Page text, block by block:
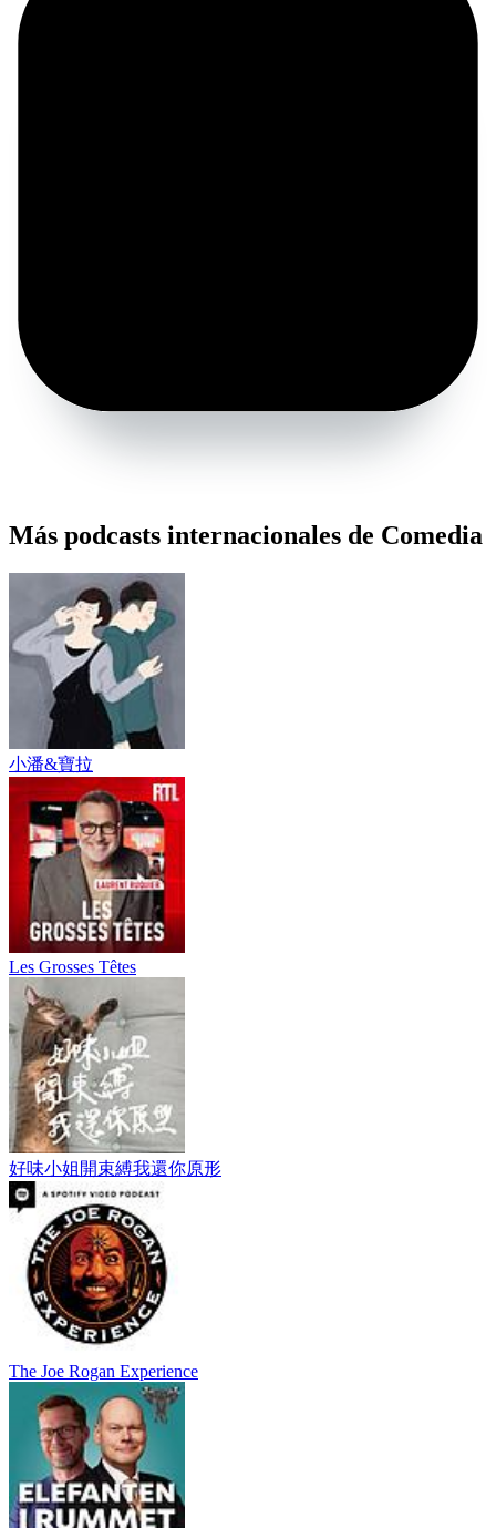
Más podcasts internacionales de Comedia
小潘&寶拉
Les Grosses Têtes
好味小姐開束縛我還你原形
The Joe Rogan Experience